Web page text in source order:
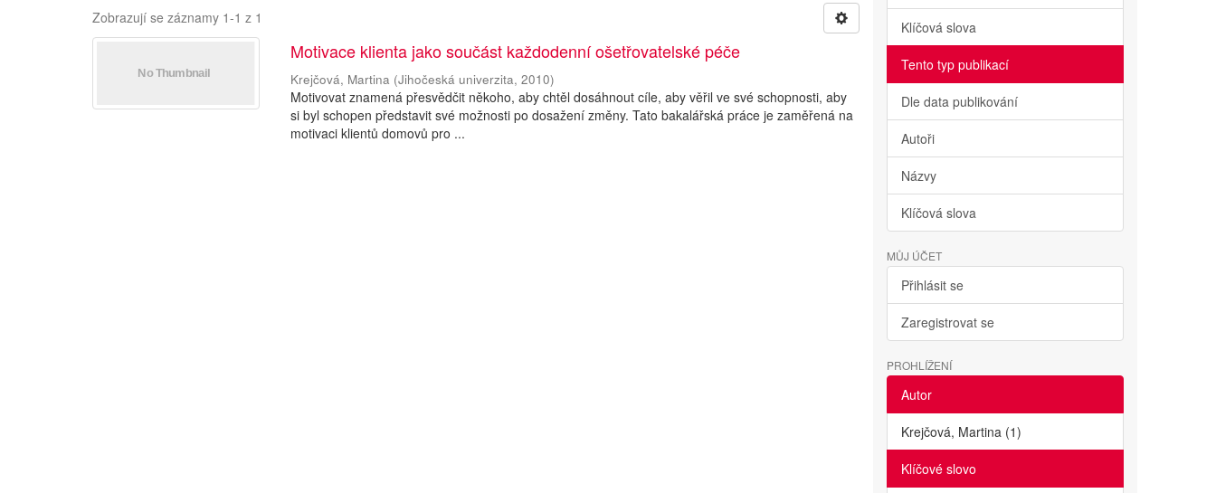
Zobrazují se záznamy 1-1 z 1
Motivace klienta jako součást každodenní ošetřovatelské péče
Krejčová, Martina (Jihočeská univerzita,2010)
Motivovat znamená přesvědčit někoho, aby chtěl dosáhnout cíle, aby věřil ve své schopnosti, aby
si byl schopen představit své možnosti po dosažení změny. Tato bakalářská práce je zaměřená na
motivaci klientů domovů pro ...
Klíčová slova
Tento typ publikací
Dle data publikování
Autoři
Názvy
Klíčová slova
MŮJ ÚČET
Přihlásit se
Zaregistrovat se
PROHLÍŽENÍ
Autor
Krejčová, Martina (1)
Klíčové slovo